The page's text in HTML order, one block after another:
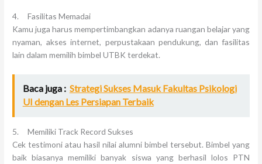
4. Fasilitas Memadai
Kamu juga harus mempertimbangkan adanya ruangan belajar yang
nyaman, akses internet, perpustakaan pendukung, dan fasilitas
lain dalam memilih bimbel UTBK terdekat.
Baca juga : Strategi Sukses Masuk Fakultas Psikologi
UI dengan Les Persiapan Terbaik
5. Memiliki Track Record Sukses
Cek testimoni atau hasil nilai alumni bimbel tersebut. Bimbel yang
baik biasanya memiliki banyak siswa yang berhasil lolos PTN